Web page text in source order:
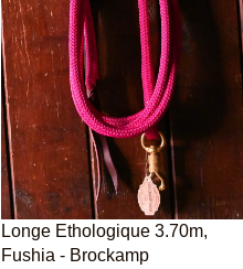
Longe Ethologique 3.70m,
Fushia - Brockamp